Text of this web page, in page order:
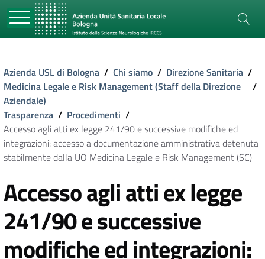
Azienda USL di Bologna / Chi siamo / Direzione Sanitaria /
Medicina Legale e Risk Management (Staff della Direzione
Aziendale)
/
Trasparenza / Procedimenti /
Accesso agli atti ex legge 241/90 e successive modifiche ed
integrazioni: accesso a documentazione amministrativa detenuta
stabilmente dalla UO Medicina Legale e Risk Management (SC)
Accesso agli atti ex legge
241/90 e successive
modifiche ed integrazioni: